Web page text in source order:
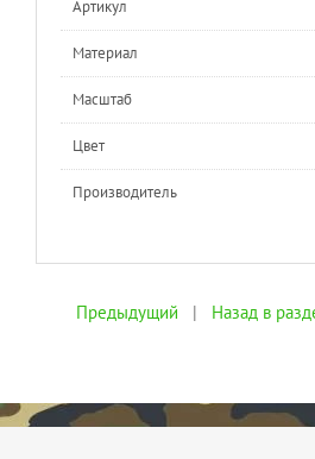
Артикул
Материал
Масштаб
Цвет
Производитель
Предыдущий | Назад в